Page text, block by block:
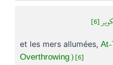
[6]
et les mers allumées,
Overthrowing ) [6]